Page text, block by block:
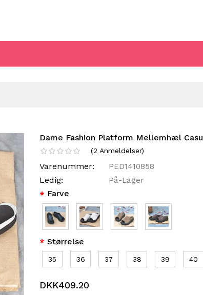
Dame Fashion Platform Mellemhæl
(2 Anmeldelser)
Varenummer: PED1410858
Ledig: På-Lager
Farve
Størrelse
35 36 37 38 39 40
DKK409.20